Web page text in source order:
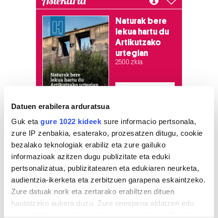
Datuen erabilera arduratsua
Guk eta gure 1022 kideek sure informacio pertsonala,
zure IP zenbakia, esaterako, prozesatzen ditugu, cookie
bezalako teknologiak erabiliz eta zure gailuko
informazioak azitzen dugu publizitate eta eduki
pertsonalizatua, publizitatearen eta edukiaren neurketa,
audientzia-ikerketa eta zerbitzuen garapena eskaintzeko.
Zure datuak nork eta zertarako erabiltzen dituen
hautatzeko aukera duzu. Zure onespena aldatzen edo
Naturak bere
lekua hartu du
Artikutzako
urtegian
2.500 zkia.
Azken egunetako irakurrienak
1
Hizkuntza ere, kontsumo
irizpide
2
Aste Nagusiko azpiegitura
muntatzen hasi dira